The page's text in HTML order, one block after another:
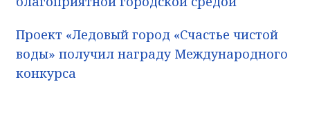
Проект «Ледовый город «Счастье чистой
воды» получил награду Международного
конкурса